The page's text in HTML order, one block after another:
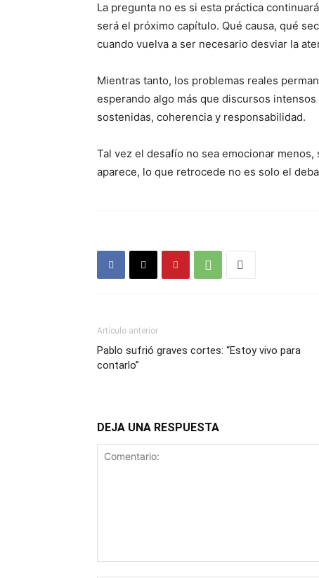
La pregunta no es si esta práctica
será el próximo capítulo. Qué causa, qué
cuando vuelva a ser necesario desviar la
Mientras tanto, los problemas reales
esperando algo más que discursos
sostenidas, coherencia y responsabilidad.
Tal vez el desafío no sea emocionar
aparece, lo que retrocede no es solo el
Artículo anterior
Pablo sufrió graves cortes: “Estoy vivo para
contarlo”
DEJA UNA RESPUESTA